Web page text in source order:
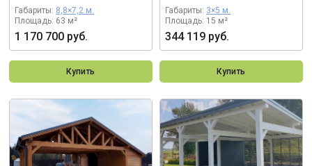
Габариты: 8,8×7,2 м.
Площадь: 63 м²
1 170 700 руб.
Купить
Габариты: 3×5 м.
Площадь: 15 м²
344 119 руб.
Купить